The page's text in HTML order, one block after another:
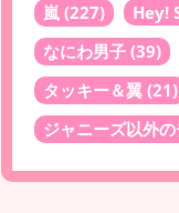
嵐 (227) Hey!
なにわ男子 (39)
タッキー＆翼 (21)
ジャニーズ以外の